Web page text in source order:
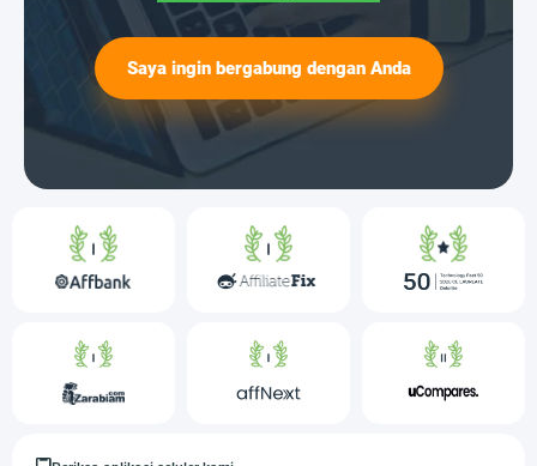
Saya ingin bergabung dengan Anda